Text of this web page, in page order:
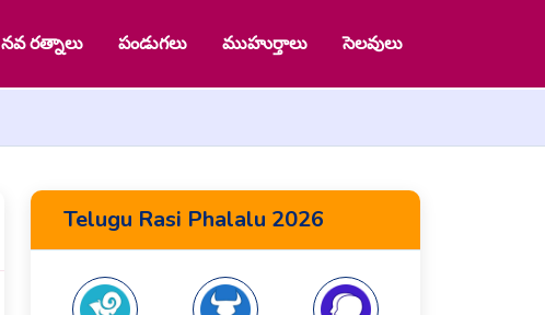
నవ రత్నాలు పండుగలు ముహుర్తాలు సెలవులు
Telugu Rasi Phalalu 2026